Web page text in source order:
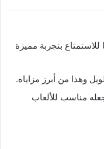
للاستمتاع بتجربة مميزة
وهذا من أبرز مزاياه.
مناسب للألعاب